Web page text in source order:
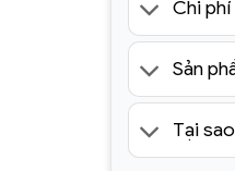
Chi
Sản
Tại